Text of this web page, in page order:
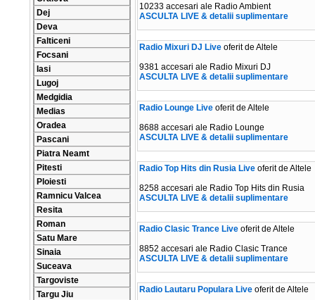
Dej
Deva
Falticeni
Focsani
Iasi
Lugoj
Medgidia
Medias
Oradea
Pascani
Piatra Neamt
Pitesti
Ploiesti
Ramnicu Valcea
Resita
Roman
Satu Mare
Sinaia
Suceava
Targoviste
Targu Jiu
10233 accesari ale Radio Ambient
ASCULTA LIVE & detalii suplimentare
Radio Mixuri DJ Live oferit de Altele
9381 accesari ale Radio Mixuri DJ
ASCULTA LIVE & detalii suplimentare
Radio Lounge Live oferit de Altele
8688 accesari ale Radio Lounge
ASCULTA LIVE & detalii suplimentare
Radio Top Hits din Rusia Live oferit de Altele
8258 accesari ale Radio Top Hits din Rusia
ASCULTA LIVE & detalii suplimentare
Radio Clasic Trance Live oferit de Altele
8852 accesari ale Radio Clasic Trance
ASCULTA LIVE & detalii suplimentare
Radio Lautaru Populara Live oferit de Altele